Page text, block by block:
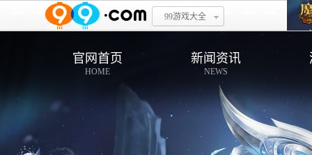
99游戏大全
官网首页
HOME
新闻资讯
NEWS